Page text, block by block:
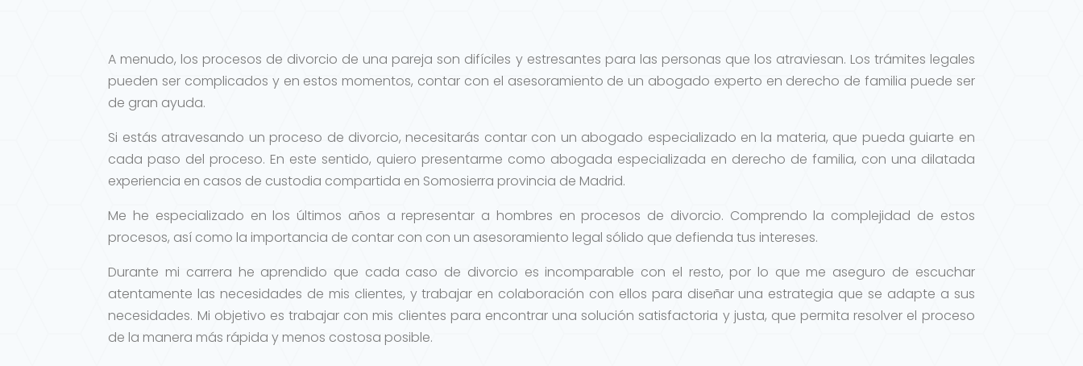
A menudo, los procesos de divorcio de una pareja son difíciles y estresantes para las personas que los atraviesan. Los trámites legales
pueden ser complicados y en estos momentos, contar con el asesoramiento de un abogado experto en derecho de familia puede ser
de gran ayuda.
Si estás atravesando un proceso de divorcio, necesitarás contar con un abogado especializado en la materia, que pueda guiarte en
cada paso del proceso. En este sentido, quiero presentarme como abogada especializada en derecho de familia, con una dilatada
experiencia en casos de custodia compartida en Somosierra provincia de Madrid.
Me he especializado en los últimos años a representar a hombres en procesos de divorcio. Comprendo la complejidad de estos
procesos, así como la importancia de contar con con un asesoramiento legal sólido que defienda tus intereses.
Durante mi carrera he aprendido que cada caso de divorcio es incomparable con el resto, por lo que me aseguro de escuchar
atentamente las necesidades de mis clientes, y trabajar en colaboración con ellos para diseñar una estrategia que se adapte a sus
necesidades. Mi objetivo es trabajar con mis clientes para encontrar una solución satisfactoria y justa, que permita resolver el proceso
de la manera más rápida y menos costosa posible.